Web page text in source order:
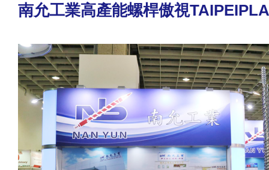
南允工業高產能螺桿傲視